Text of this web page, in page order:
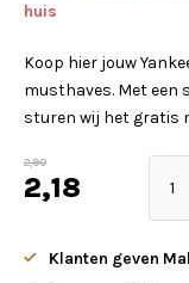
huis
Koop hier jouw
musthaves. Met een
sturen wij het gratis
2,90
2,18
Klanten geven